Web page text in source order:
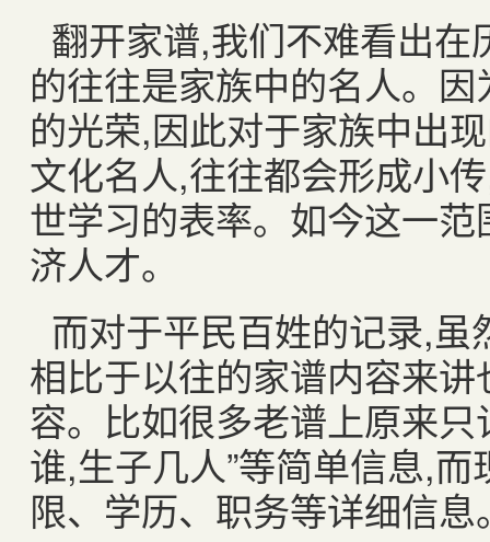
翻开家谱,我们不难看出在
的往往是家族中的名人。
的光荣,因此对于家族中出
文化名人,往往都会形成小传
世学习的表率。如今这一
济人才。
而对于平民百姓的记录,虽
相比于以往的家谱内容来
容。比如很多老谱上原来只
谁,生子几人”等简单信息,而
限、学历、职务等详细信息